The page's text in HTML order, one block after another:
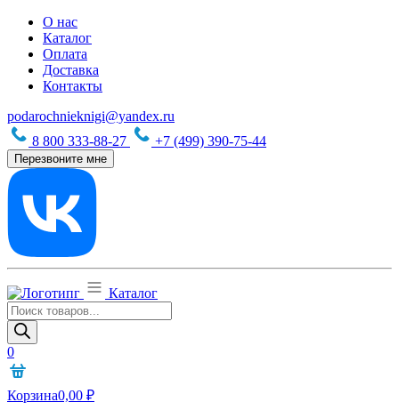
О нас
Каталог
Оплата
Доставка
Контакты
podarochnieknigi@yandex.ru
8 800 333-88-27
+7 (499) 390-75-44
Перезвоните мне
Каталог
Поиск
товаров
0
Корзина0,00 ₽